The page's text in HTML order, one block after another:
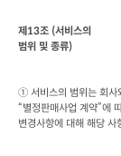
제 13조 (서비스의
범위 및 종류)
① 서비스의 범위는 회사
“별정판매사업 계약”에
변경사항에 대해 해당 사